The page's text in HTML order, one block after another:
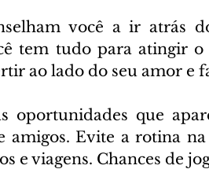
você a ir atrás
tem tudo para atingir o
ao lado do seu amor e
oportunidades que
amigos. Evite a rotina
e viagens. Chances de